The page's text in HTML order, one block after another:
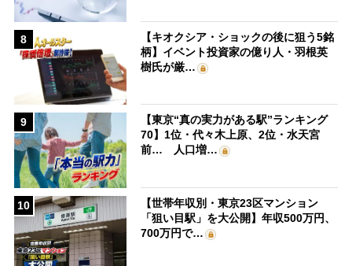
8
【キオクシア・ショックの後に狙う5銘
柄】イベント投資家の億り人・羽根英
樹氏が厳…
9
【東京“真の実力がある駅”ランキング
70】1位・代々木上原、2位・水天宮
前… 人口増…
10
【世帯年収別・東京23区マンション
「狙い目駅」を大公開】年収500万円、
700万円で…